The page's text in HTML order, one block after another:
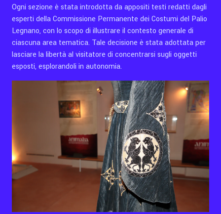
Ogni sezione è stata introdotta da appositi testi redatti dagli
esperti della Commissione Permanente dei Costumi del Palio
Legnano, con lo scopo di illustrare il contesto generale di
ciascuna area tematica. Tale decisione è stata adottata per
lasciare la libertà al visitatore di concentrarsi sugli oggetti
esposti, esplorandoli in autonomia.